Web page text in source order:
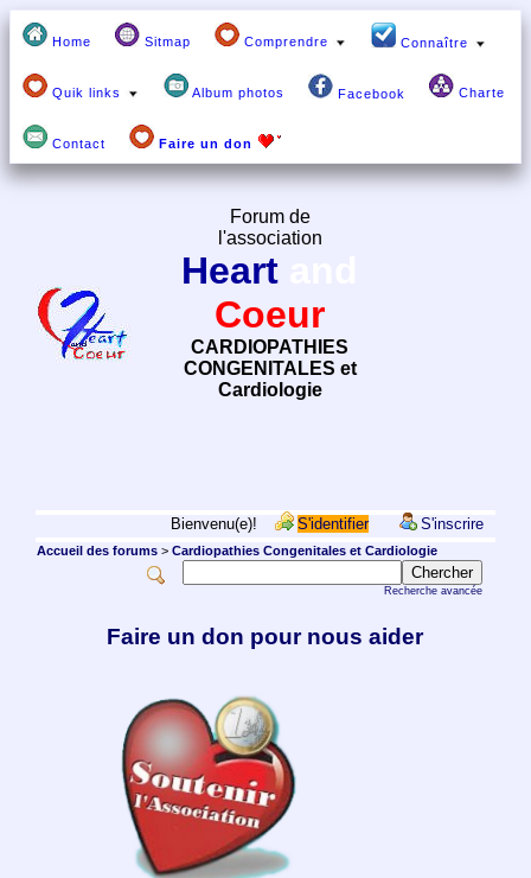
Home Sitmap Comprendre Connaître
Quik links Album photos Facebook Charte
Contact Faire un don
Forum de
l'association
Heart
Coeur
CARDIOPATHIES
CONGENITALES et
Cardiologie
Bienvenu(e)! S'identifier S'inscrire
Accueil des forums> Cardiopathies Congenitales et Cardiologie
Recherche avancée
Faire un don pour nous aider